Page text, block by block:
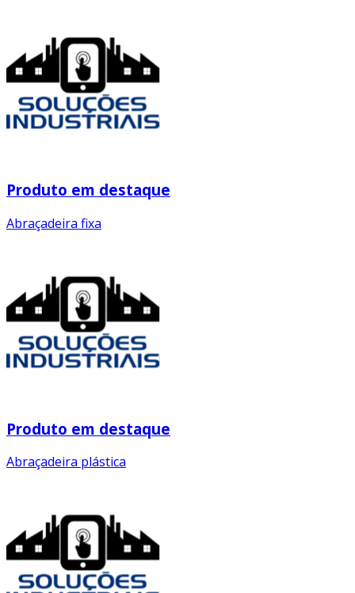
Produto em destaque
Abraçadeira fixa
Produto em destaque
Abraçadeira plástica